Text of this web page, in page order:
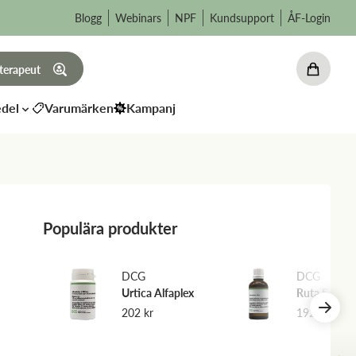
Blogg Webinars NPF Kundsupport ÅF-Login
Varumärken Kampanj
Populära produkter
DCG
Urtica Alfaplex
202 kr
DCG
Ruta
192 kr